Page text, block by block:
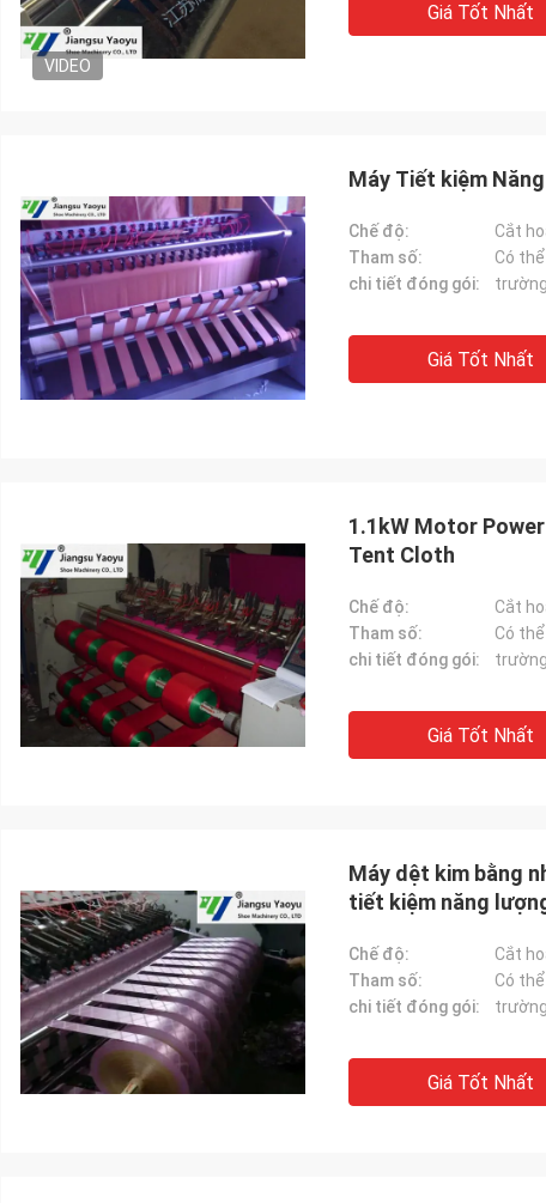
VIDEO
Giá Tốt Nhất
Máy Tiết kiệm
Chế độ:
Cắt
Tham số:
Có
chi tiết đóng gói:
Giá Tốt Nhất
1.1kW Motor
Tent Cloth
Chế độ:
Cắt
Tham số:
Có
chi tiết đóng gói:
Giá Tốt Nhất
Máy dệt kim bằng
tiết kiệm năng
Chế độ:
Cắt
Tham số:
Có
chi tiết đóng gói:
Giá Tốt Nhất